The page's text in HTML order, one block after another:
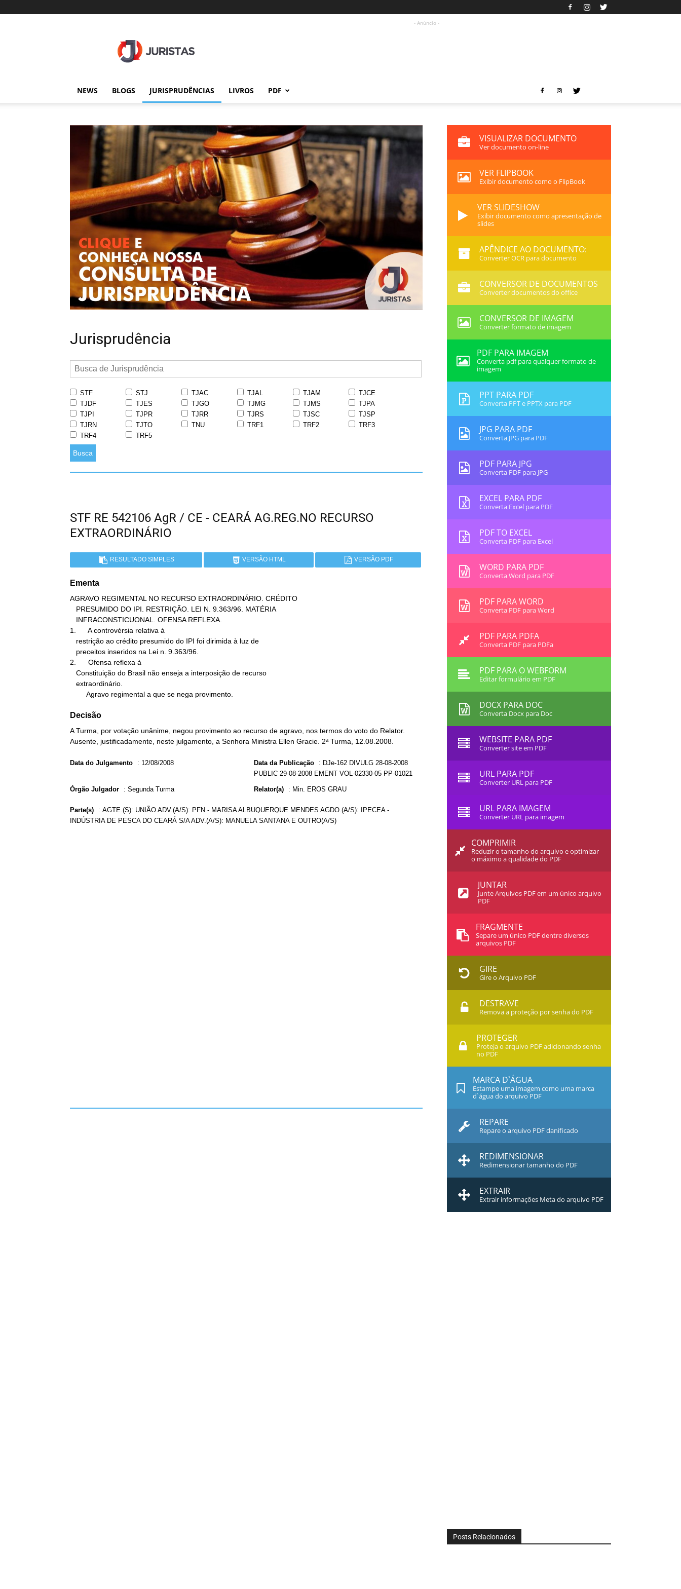
- Anúncio -
NEWS BLOGS JURISPRUDÊNCIAS LIVROS PDF
Jurisprudência
STF STJ TJAC TJAL TJAM
TJCE
TJDF
TJES TJGO TJMG TJMS
TJPA
TJPI
TJPR TJRR TJRS TJSC
TJSP
TJRN
TJTO TNU TRF1 TRF2
TRF3
TRF4
TRF5
Busca
STF RE 542106 AgR / CE - CEARÁ AG.REG.NO RECURSO
EXTRAORDINÁRIO
RESULTADO SIMPLES VERSÃO HTML VERSÃO PDF
Ementa
AGRAVO REGIMENTAL NO RECURSO EXTRAORDINÁRIO. CRÉDITO
1.      A controvérsia relativa à
2.      Ofensa reflexa à
        Agravo regimental a que se nega provimento.
Decisão
A Turma, por votação unânime, negou provimento ao recurso de agravo, nos termos do voto do Relator.
Ausente, justificadamente, neste julgamento, a Senhora Ministra Ellen Gracie. 2ª Turma, 12.08.2008.
Data do Julgamento : 12/08/2008 Data da Publicação : DJe-162 DIVULG 28-08-2008
PUBLIC 29-08-2008 EMENT VOL-02330-05 PP-01021
Órgão Julgador : Segunda Turma Relator(a) : Min. EROS GRAU
Parte(s) : AGTE.(S): UNIÃO ADV.(A/S): PFN - MARISA ALBUQUERQUE MENDES AGDO.(A/S): IPECEA -
INDÚSTRIA DE PESCA DO CEARÁ S/A ADV.(A/S): MANUELA SANTANA E OUTRO(A/S)
VISUALIZAR DOCUMENTO
Ver documento on-line
VER FLIPBOOK
Exibir documento como o FlipBook
VER SLIDESHOW
Exibir documento como apresentação de
slides
APÊNDICE AO DOCUMENTO:
Converter OCR para documento
CONVERSOR DE DOCUMENTOS
Converter documentos do office
CONVERSOR DE IMAGEM
Converter formato de imagem
PDF PARA IMAGEM
Converta pdf para qualquer formato de
imagem
PPT PARA PDF
Converta PPT e PPTX para PDF
JPG PARA PDF
Converta JPG para PDF
PDF PARA JPG
Converta PDF para JPG
EXCEL PARA PDF
Converta Excel para PDF
PDF TO EXCEL
Converta PDF para Excel
WORD PARA PDF
Converta Word para PDF
PDF PARA WORD
Converta PDF para Word
PDF PARA PDFA
Converta PDF para PDFa
PDF PARA O WEBFORM
Editar formulário em PDF
DOCX PARA DOC
Converta Docx para Doc
WEBSITE PARA PDF
Converter site em PDF
URL PARA PDF
Converter URL para PDF
URL PARA IMAGEM
Converter URL para imagem
COMPRIMIR
Reduzir o tamanho do arquivo e optimizar
o máximo a qualidade do PDF
JUNTAR
Junte Arquivos PDF em um único arquivo
PDF
FRAGMENTE
Separe um único PDF dentre diversos
arquivos PDF
GIRE
Gire o Arquivo PDF
DESTRAVE
Remova a proteção por senha do PDF
PROTEGER
Proteja o arquivo PDF adicionando senha
no PDF
MARCA D`ÁGUA
Estampe uma imagem como uma marca
d`água do arquivo PDF
REPARE
Repare o arquivo PDF danificado
REDIMENSIONAR
Redimensionar tamanho do PDF
EXTRAIR
Extrair informações Meta do arquivo PDF
Posts Relacionados